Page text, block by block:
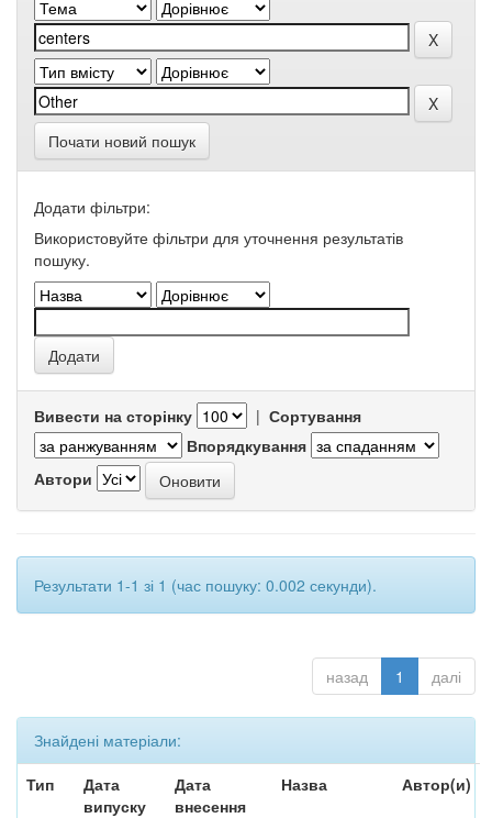
Почати новий пошук
Додати фільтри:
Використовуйте фільтри для уточнення результатів
пошуку.
Вивести на сторінку | Сортування
Впорядкування
Автори
Результати 1-1 зі 1 (час пошуку: 0.002 секунди).
назад 1 далі
Знайдені матеріали:
Тип
Дата
випуску
Дата
внесення
Назва Автор(и)